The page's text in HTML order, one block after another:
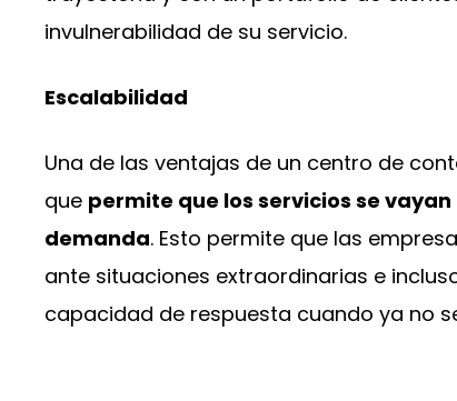
invulnerabilidad de su servicio.
Escalabilidad
Una de las ventajas de un centro de
que permite que los servicios se
demanda. Esto permite que las
ante situaciones extraordinarias e
capacidad de respuesta cuando ya no